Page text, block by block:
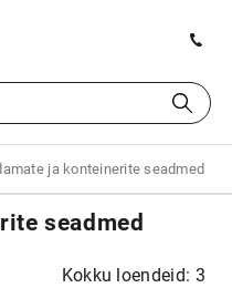
ja konteinerite seadmed
seadmed
Kokku loendeid: 3